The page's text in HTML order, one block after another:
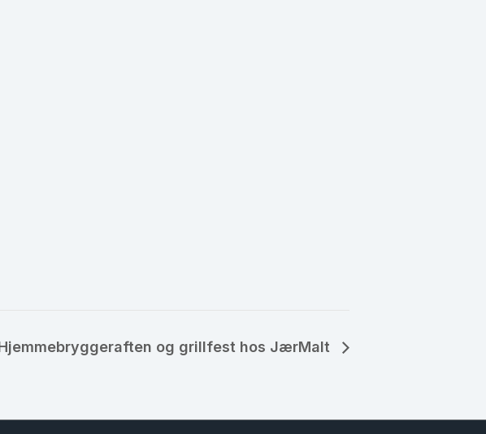
og grillfest hos JærMalt